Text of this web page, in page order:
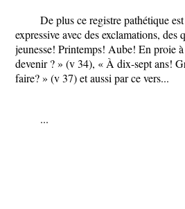
De plus ce registre pathétique
expressive avec des exclamations, des
jeunesse! Printemps! Aube! En proie
devenir ? » (v 34), « À dix-sept ans!
faire? » (v 37) et aussi par ce vers...
...